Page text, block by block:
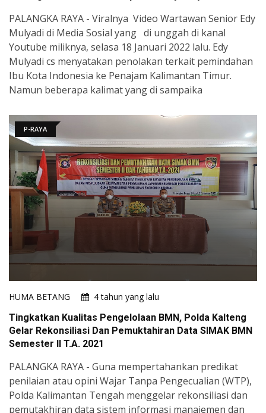
PALANGKA RAYA - Viralnya Video Wartawan Senior Edy
Mulyadi di Media Sosial yang di unggah di kanal
Youtube miliknya, selasa 18 Januari 2022 lalu. Edy
Mulyadi cs menyatakan penolakan terkait pemindahan
Ibu Kota Indonesia ke Penajam Kalimantan Timur.
Namun beberapa kalimat yang di sampaika
P-RAYA
HUMA BETANG
4 tahun yang lalu
Tingkatkan Kualitas Pengelolaan BMN, Polda Kalteng
Gelar Rekonsiliasi Dan Pemuktahiran Data SIMAK BMN
Semester II T.A. 2021
PALANGKA RAYA - Guna mempertahankan predikat
penilaian atau opini Wajar Tanpa Pengecualian (WTP),
Polda Kalimantan Tengah menggelar rekonsiliasi dan
pemutakhiran data sistem informasi manajemen dan